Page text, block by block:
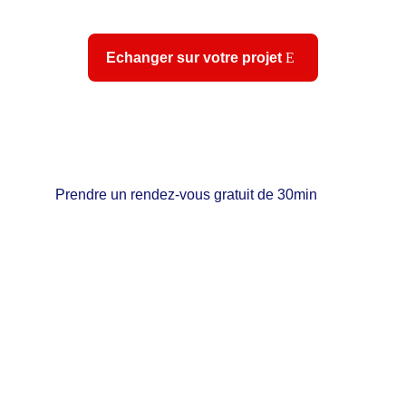
Echanger sur votre projet
Prendre un rendez-vous gratuit de 30min